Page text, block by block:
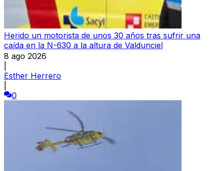
Herido un motorista de unos 30 años tras sufrir una
caída en la N-630 a la altura de Valdunciel
8 ago 2026
Esther Herrero
0